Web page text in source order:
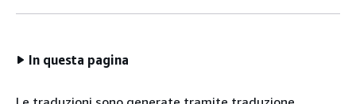
In questa pagina